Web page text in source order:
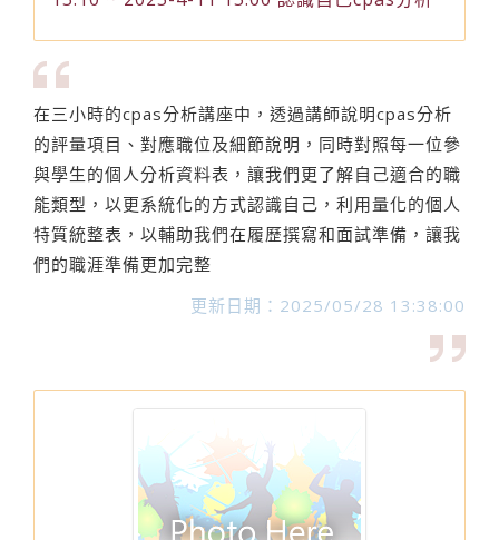
在三小時的cpas分析講座中，透過講師說明cpas分析
的評量項目、對應職位及細節說明，同時對照每一位參
與學生的個人分析資料表，讓我們更了解自己適合的職
能類型，以更系統化的方式認識自己，利用量化的個人
特質統整表，以輔助我們在履歷撰寫和面試準備，讓我
們的職涯準備更加完整
更新日期：2025/05/28 13:38:00